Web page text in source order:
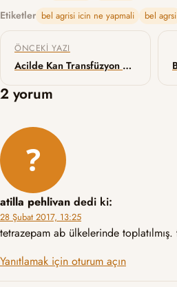
Etiketler bel agrisi icin ne yapmali bel agrsi
Yazı gezinmesi
ÖNCEKI YAZI
Acilde Kan Transfüzyon Sorunları
2 yorum
atilla pehlivan dedi ki:
28 Şubat 2017, 13:25
tetrazepam ab ülkelerinde
Yanıtlamak için oturum açın